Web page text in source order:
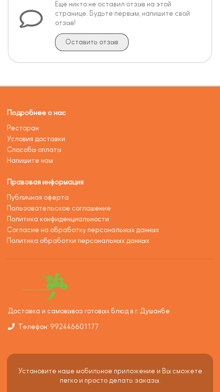
Еще никто не оставил отзыв на этой
странице. Будьте первым, напишите свой
отзыв!
Оставить отзыв
Подробнее о нас
Ресторан
Условия доставки
Способы оплаты
Напишите нам
Правовая информация
Публичная оферта
Пользовательское соглашение
Политика конфиденциальности
Согласие на обработку персональных данных
Политика обработки персональных данных
Доставка и самовывоз готовых блюд в г. Душанбе
Телефон: 992446601177
Установите наше мобильное приложение и Вы сможете
легко и просто делать заказы.